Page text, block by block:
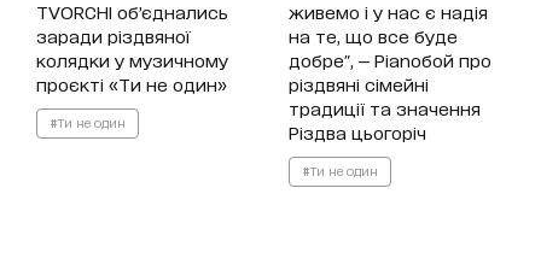
TVORCHI об’єднались
заради різдвяної
колядки у музичному
проєкті «Ти не один»
#Ти не один
живемо і у нас є надія
на те, що все буде
добре", — Pianoбой про
різдвяні сімейні
традиції та значення
Різдва цьогоріч
#Ти не один